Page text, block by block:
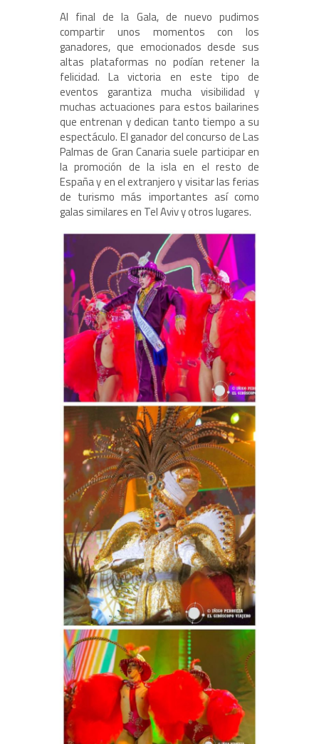
Al final de la Gala, de nuevo pudimos
compartir unos momentos con los
ganadores, que emocionados desde sus
altas plataformas no podían retener la
felicidad. La victoria en este tipo de
eventos garantiza mucha visibilidad y
muchas actuaciones para estos bailarines
que entrenan y dedican tanto tiempo a su
espectáculo. El ganador del concurso de Las
Palmas de Gran Canaria suele participar en
la promoción de la isla en el resto de
España y en el extranjero y visitar las ferias
de turismo más importantes así como
galas similares en Tel Aviv y otros lugares.